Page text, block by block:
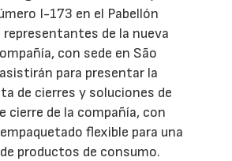
I-173 en el Pabellón
representantes de la nueva
con sede en São
para presentar la
de cierres y soluciones de
cierre de la compañía, con
flexible para una
productos de consumo.